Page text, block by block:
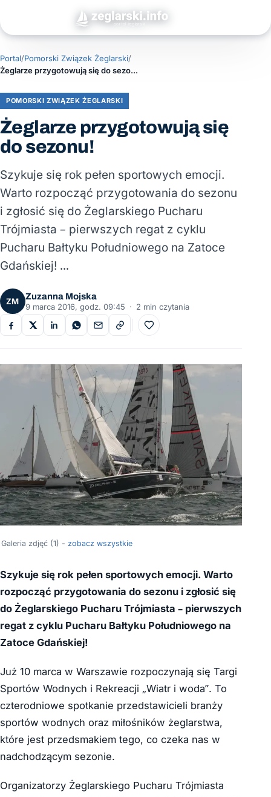
Portal/Pomorski Związek Żeglarski/
Żeglarze przygotowują się do sezonu!
POMORSKI ZWIĄZEK ŻEGLARSKI
Żeglarze przygotowują się
do sezonu!
Szykuje się rok pełen sportowych emocji.
Warto rozpocząć przygotowania do sezonu
i zgłosić się do Żeglarskiego Pucharu
Trójmiasta – pierwszych regat z cyklu
Pucharu Bałtyku Południowego na Zatoce
Gdańskiej! …
ZM
Zuzanna Mojska
9 marca 2016, godz. 09:45 · 2 min czytania
Do ulubionych
Galeria zdjęć (1) - zobacz wszystkie
Szykuje się rok pełen sportowych emocji. Warto
rozpocząć przygotowania do sezonu i zgłosić się
do Żeglarskiego Pucharu Trójmiasta – pierwszych
regat z cyklu Pucharu Bałtyku Południowego na
Zatoce Gdańskiej!
Już 10 marca w Warszawie rozpoczynają się Targi
Sportów Wodnych i Rekreacji „Wiatr i woda”. To
czterodniowe spotkanie przedstawicieli branży
sportów wodnych oraz miłośników żeglarstwa,
które jest przedsmakiem tego, co czeka nas w
nadchodzącym sezonie.
Organizatorzy Żeglarskiego Pucharu Trójmiasta